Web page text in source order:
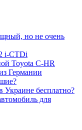
но не очень
i-CTDi
Toyota C-HR
Германии
бесплатно?
для